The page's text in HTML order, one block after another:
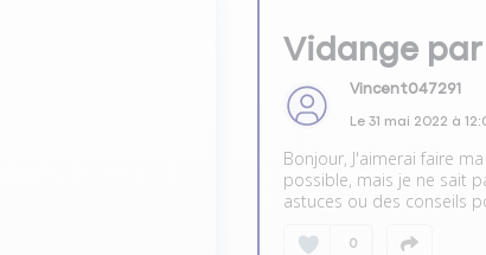
même par étape
Vidange
Vincent047291
Le 31 mai 2022 à
Bonjour, J'aimerai faire
possible, mais je ne sait
astuces ou des conseils
0